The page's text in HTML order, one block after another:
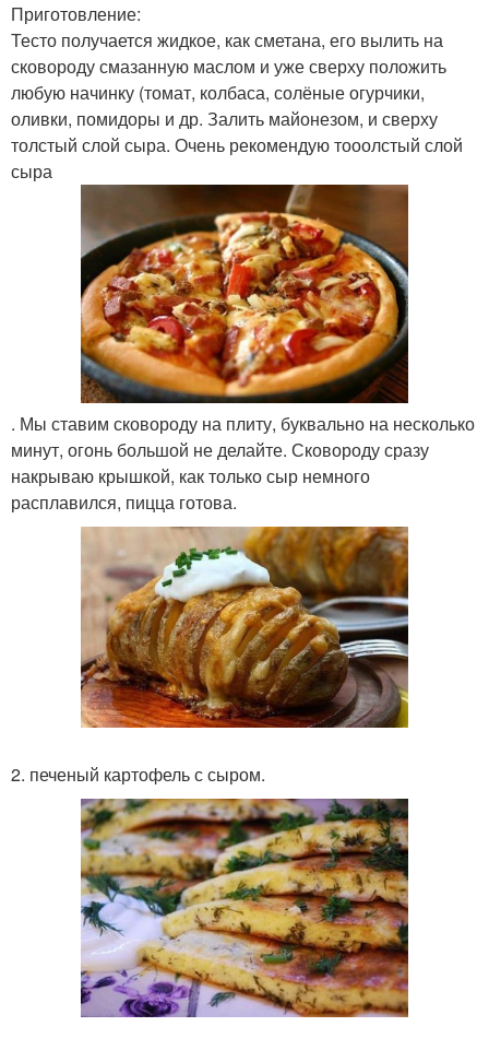
Приготовление:
Тесто получается жидкое, как сметана, его вылить на
сковороду смазанную маслом и уже сверху положить
любую начинку (томат, колбаса, солёные огурчики,
оливки, помидоры и др. Залить майонезом, и сверху
толстый слой сыра. Очень рекомендую тооолстый слой
сыра
. Мы ставим сковороду на плиту, буквально на несколько
минут, огонь большой не делайте. Сковороду сразу
накрываю крышкой, как только сыр немного
расплавился, пицца готова.
2. печеный картофель с сыром.